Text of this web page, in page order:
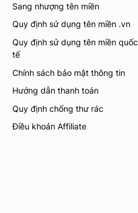
Sang nhượng tên miền
Quy định sử dụng tên miền .vn
Quy định sử dụng tên miền quốc
tế
Chính sách bảo mật thông tin
Hướng dẫn thanh toán
Quy định chống thư rác
Điều khoản Affiliate